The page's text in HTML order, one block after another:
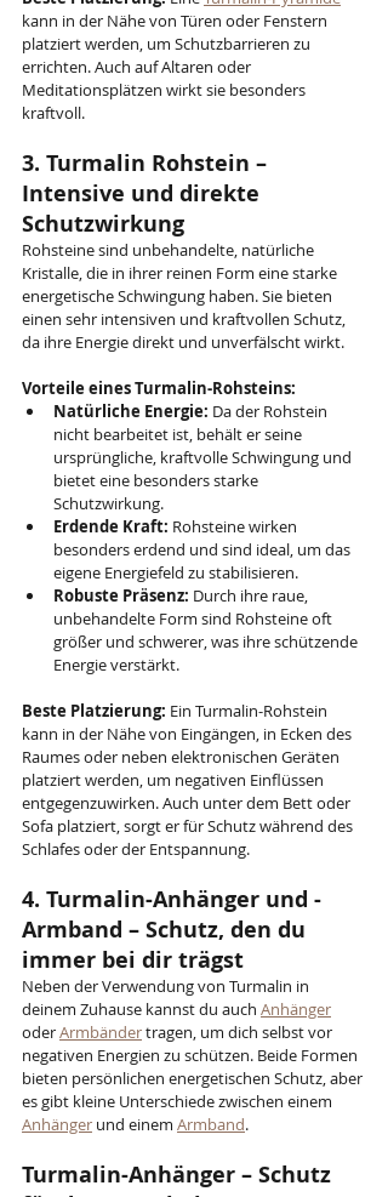
kann in der Nähe von Türen oder Fenstern
platziert werden, um Schutzbarrieren zu
errichten. Auch auf Altaren oder
Meditationsplätzen wirkt sie besonders
kraftvoll.
3. Turmalin Rohstein –
Intensive und direkte
Schutzwirkung
Rohsteine sind unbehandelte, natürliche
Kristalle, die in ihrer reinen Form eine starke
energetische Schwingung haben. Sie bieten
einen sehr intensiven und kraftvollen Schutz,
da ihre Energie direkt und unverfälscht wirkt.
Vorteile eines Turmalin-Rohsteins:
Natürliche Energie: Da der Rohstein
nicht bearbeitet ist, behält er seine
ursprüngliche, kraftvolle Schwingung und
bietet eine besonders starke
Schutzwirkung.
Erdende Kraft: Rohsteine wirken
besonders erdend und sind ideal, um das
eigene Energiefeld zu stabilisieren.
Robuste Präsenz: Durch ihre raue,
unbehandelte Form sind Rohsteine oft
größer und schwerer, was ihre schützende
Energie verstärkt.
Beste Platzierung: Ein Turmalin-Rohstein
kann in der Nähe von Eingängen, in Ecken des
Raumes oder neben elektronischen Geräten
platziert werden, um negativen Einflüssen
entgegenzuwirken. Auch unter dem Bett oder
Sofa platziert, sorgt er für Schutz während des
Schlafes oder der Entspannung.
4. Turmalin-Anhänger und -
Armband – Schutz, den du
immer bei dir trägst
Neben der Verwendung von Turmalin in
deinem Zuhause kannst du auch Anhänger
oder Armbänder tragen, um dich selbst vor
negativen Energien zu schützen. Beide Formen
bieten persönlichen energetischen Schutz, aber
es gibt kleine Unterschiede zwischen einem
Anhänger und einem Armband.
Turmalin-Anhänger – Schutz